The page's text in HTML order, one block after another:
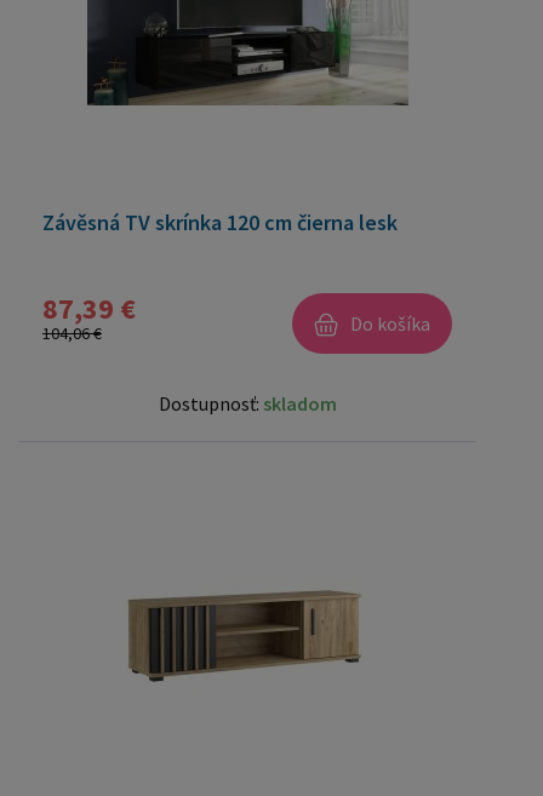
Závěsná TV skrínka 120 cm čierna lesk
87,39 €
104,06 € Do košíka
Dostupnosť: skladom